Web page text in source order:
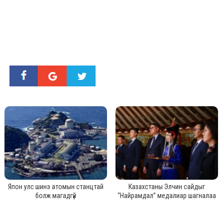
Япон улс шинэ атомын станцтай
болж магадгүй
Казахстаны Элчин сайдыг
“Найрамдал” медалиар шагналаа